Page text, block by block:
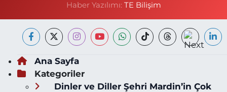
Haber Yazılımı: TE Bilişim
Ana Sayfa
Kategoriler
Dinler ve Diller Şehri Mardin’in Çok